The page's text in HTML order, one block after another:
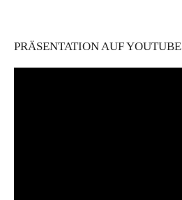
PRÄSENTATION AUF YOUTUBE